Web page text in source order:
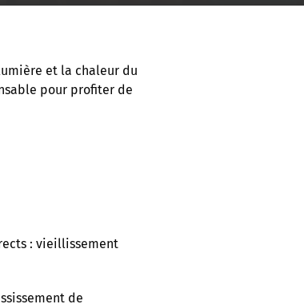
et la chaleur du
pour profiter de
: vieillissement
de